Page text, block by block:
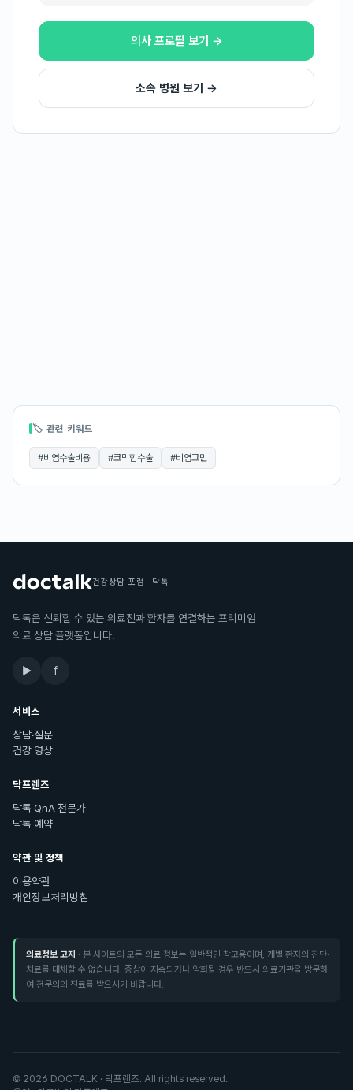
의사 프로필 보기 →
소속 병원 보기 →
🏷 관련 키워드
#비염수술비용 #코막힘수술 #비염고민
건강상담 포럼 · 닥톡
닥톡은 신뢰할 수 있는 의료진과 환자를 연결하는 프리미엄
의료 상담 플랫폼입니다.
▶ f
서비스
상담·질문
건강 영상
닥프렌즈
닥톡 QnA 전문가
닥톡 예약
약관 및 정책
이용약관
개인정보처리방침
의료정보 고지 · 본 사이트의 모든 의료 정보는 일반적인 참고용이며, 개별 환자의 진단·
치료를 대체할 수 없습니다. 증상이 지속되거나 악화될 경우 반드시 의료기관을 방문하
여 전문의의 진료를 받으시기 바랍니다.
© 2026 DOCTALK · 닥프렌즈. All rights reserved.